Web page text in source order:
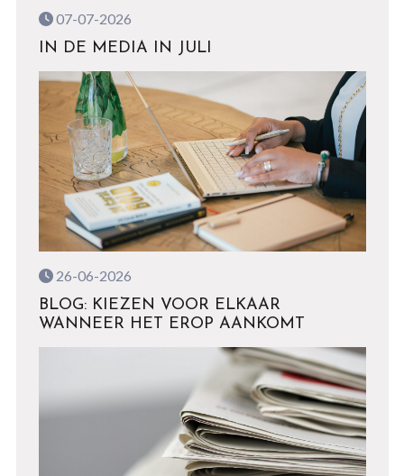
07-07-2026
IN DE MEDIA IN JULI
26-06-2026
BLOG: KIEZEN VOOR ELKAAR
WANNEER HET EROP AANKOMT